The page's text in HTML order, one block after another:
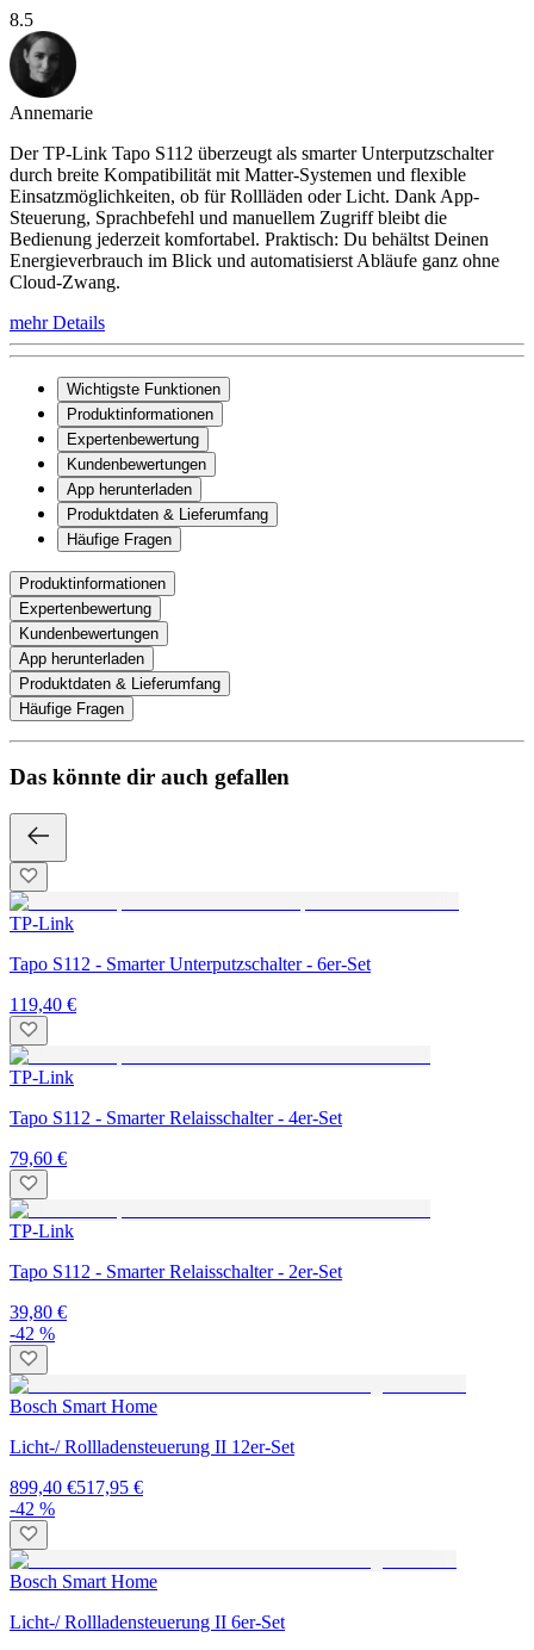
8.5
Annemarie
Der TP-Link Tapo S112 überzeugt als smarter Unterputzschalter
durch breite Kompatibilität mit Matter-Systemen und flexible
Einsatzmöglichkeiten, ob für Rollläden oder Licht. Dank App-
Steuerung, Sprachbefehl und manuellem Zugriff bleibt die
Bedienung jederzeit komfortabel. Praktisch: Du behältst Deinen
Energieverbrauch im Blick und automatisierst Abläufe ganz ohne
Cloud-Zwang.
mehr Details
Wichtigste Funktionen
Produktinformationen
Expertenbewertung
Kundenbewertungen
App herunterladen
Produktdaten & Lieferumfang
Häufige Fragen
Produktinformationen
Expertenbewertung
Kundenbewertungen
App herunterladen
Produktdaten & Lieferumfang
Häufige Fragen
Das könnte dir auch gefallen
TP-Link
Tapo S112 - Smarter Unterputzschalter - 6er-Set
119,40 €
TP-Link
Tapo S112 - Smarter Relaisschalter - 4er-Set
79,60 €
TP-Link
Tapo S112 - Smarter Relaisschalter - 2er-Set
39,80 €
-42 %
Bosch Smart Home
Licht-/ Rollladensteuerung II 12er-Set
899,40 €517,95 €
-42 %
Bosch Smart Home
Licht-/ Rollladensteuerung II 6er-Set